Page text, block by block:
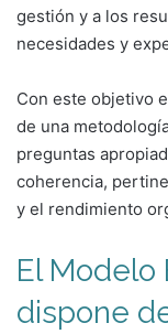
gestión y a los
necesidades y
Con este objetivo
de una
preguntas
coherencia,
y el rendimiento
El Modelo
dispone